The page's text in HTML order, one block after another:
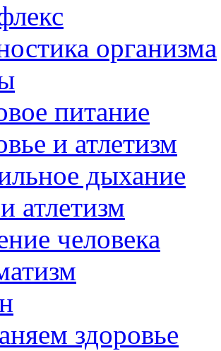
организма
питание
и атлетизм
дыхание
атлетизм
человека
здоровье